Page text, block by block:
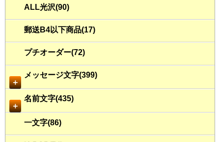
ALL光沢(90)
郵送B4以下商品(17)
プチオーダー(72)
＋
メッセージ文字(399)
＋
名前文字(435)
一文字(86)